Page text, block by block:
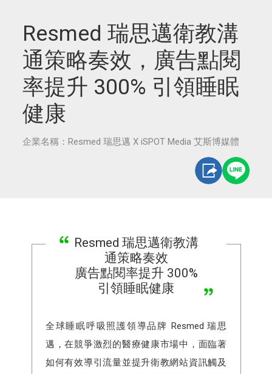
Resmed 瑞思邁衛教溝
通策略奏效，廣告點閱
率提升 300% 引領睡眠
健康
企業名稱：Resmed 瑞思邁 X iSPOT Media 艾斯博媒體
Resmed 瑞思邁衛教溝
通策略奏效
廣告點閱率提升 300%
引領睡眠健康
全球睡眠呼吸照護領導品牌 Resmed 瑞思
邁，在競爭激烈的醫療健康市場中，面臨著
如何有效導引流量並提升衛教網站資訊觸及